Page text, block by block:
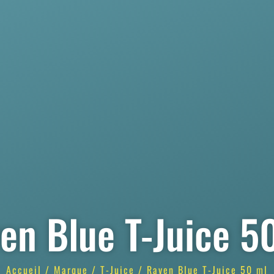
Blue T-Juice
Accueil / Marque / T-Juice / Raven Blue T-Juice 50 ml